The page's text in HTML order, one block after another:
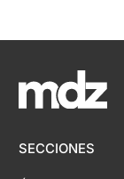
SECCIONES